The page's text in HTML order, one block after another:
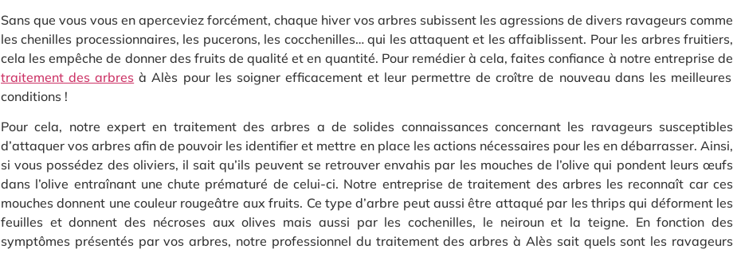
Sans que vous vous en aperceviez forcément, chaque hiver vos arbres subissent les agressions de divers ravageurs comme
les chenilles processionnaires, les pucerons, les cocchenilles… qui les attaquent et les affaiblissent. Pour les arbres fruitiers,
cela les empêche de donner des fruits de qualité et en quantité. Pour remédier à cela, faites confiance à notre entreprise de
traitement des arbres à Alès pour les soigner efficacement et leur permettre de croître de nouveau dans les meilleures
conditions !
Pour cela, notre expert en traitement des arbres a de solides connaissances concernant les ravageurs susceptibles
d’attaquer vos arbres afin de pouvoir les identifier et mettre en place les actions nécessaires pour les en débarrasser. Ainsi,
si vous possédez des oliviers, il sait qu’ils peuvent se retrouver envahis par les mouches de l’olive qui pondent leurs œufs
dans l’olive entraînant une chute prématuré de celui-ci. Notre entreprise de traitement des arbres les reconnaît car ces
mouches donnent une couleur rougeâtre aux fruits. Ce type d’arbre peut aussi être attaqué par les thrips qui déforment les
feuilles et donnent des nécroses aux olives mais aussi par les cochenilles, le neiroun et la teigne. En fonction des
symptômes présentés par vos arbres, notre professionnel du traitement des arbres à Alès sait quels sont les ravageurs